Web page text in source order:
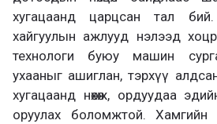
хугацаанд царцсан тал
хайгуулын ажлууд нэлээд
технологи буюу машин
ухааныг ашиглан, тэрхүү
хугацаанд нөхөж, ордуудаа
оруулах боломжтой. Хамгийн